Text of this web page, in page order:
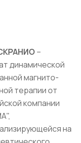
–
динамической
магнито-
терапии от
компании
на